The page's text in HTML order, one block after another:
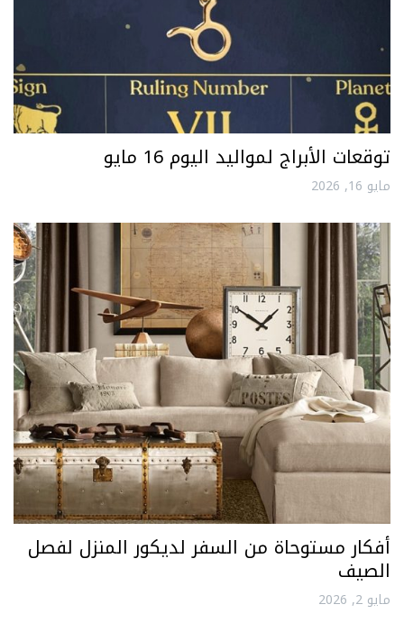
توقعات الأبراج لمواليد اليوم 16 مايو
مايو 16, 2026
أفكار مستوحاة من السفر لديكور المنزل لفصل
الصيف
مايو 2, 2026